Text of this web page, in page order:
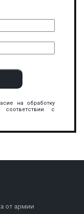
на обработку
с
от армии